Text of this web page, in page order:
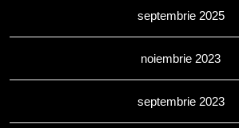
septembrie 2025
noiembrie 2023
septembrie 2023